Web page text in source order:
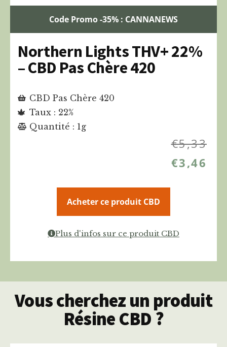
Code Promo -35% : CANNANEWS
Northern Lights THV+ 22%
– CBD Pas Chère 420
CBD Pas Chère 420
Taux : 22%
Quantité : 1g
€5,33
€3,46
Acheter ce produit CBD
Plus d'infos sur ce produit CBD
Vous cherchez un produit
Résine CBD ?